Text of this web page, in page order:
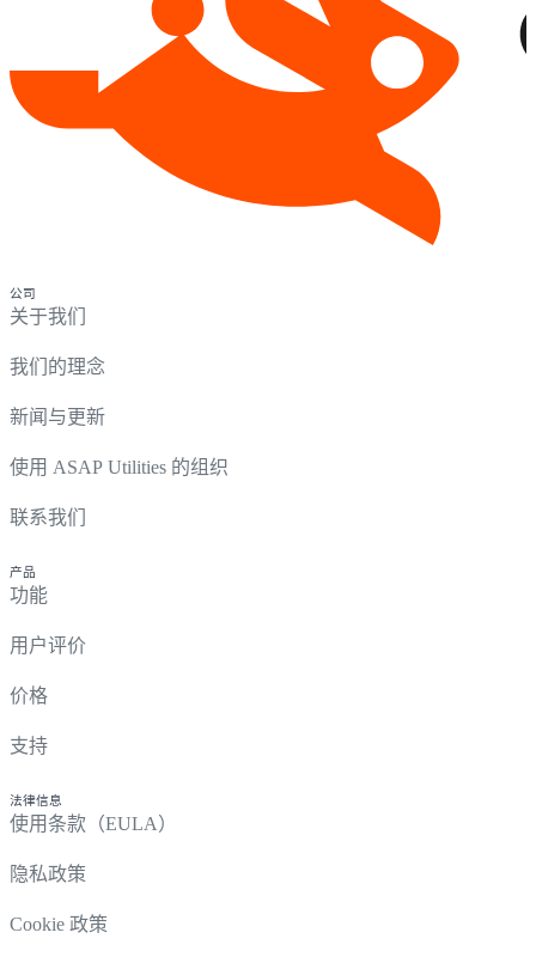
公司
关于我们
我们的理念
新闻与更新
使用 ASAP Utilities 的组织
联系我们
产品
功能
用户评价
价格
支持
法律信息
使用条款（EULA）
隐私政策
Cookie 政策